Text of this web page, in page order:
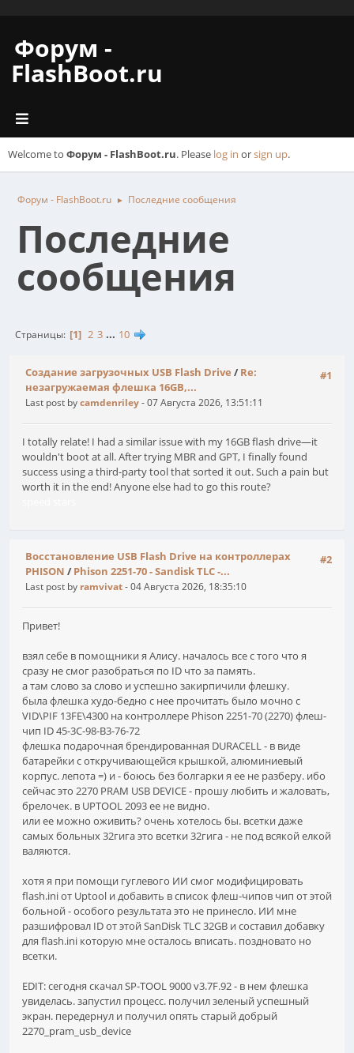
Форум -
FlashBoot.ru
Welcome to Форум - FlashBoot.ru. Please log in orsign up.
Форум - FlashBoot.ru ► Последние сообщения
Последние
сообщения
Страницы 1 2 3 ... 10
#1
Создание загрузочных USB Flash Drive / Re:
незагружаемая флешка 16GB,...
Last post bycamdenriley- 07 Августа 2026, 13:51:11
I totally relate! I had a similar issue with my 16GB flash drive—it
wouldn't boot at all. After trying MBR and GPT, I finally found
success using a third-party tool that sorted it out. Such a pain but
worth it in the end! Anyone else had to go this route?
#2
Восстановление USB Flash Drive на контроллерах
PHISON / Phison 2251-70 - Sandisk TLC -...
Last post by ramvivat- 04 Августа 2026, 18:35:10
Привет!
взял себе в помощники я Алису. началось все с того что я
сразу не смог разобраться по ID что за память.
а там слово за слово и успешно закирпичили флешку.
была флешка худо-бедно с нее прочитать было мочно с
VID\PIF 13FE\4300 на контроллере Phison 2251-70 (2270) флеш-
чип ID 45-3C-98-B3-76-72
флешка подарочная брендированная DURACELL - в виде
батарейки с откручивающейся крышкой, алюминиевый
корпус. лепота =) и - боюсь без болгарки я ее не разберу. ибо
сейчас это 2270 PRAM USB DEVICE - прошу любить и жаловать,
брелочек. в UPTOOL 2093 ее не видно.
или ее можно оживить? очень хотелось бы. всетки даже
самых больных 32гига это всетки 32гига - не под всякой елкой
валяются.
хотя я при помощи гуглевого ИИ смог модифицировать
flash.ini от Uptool и добавить в список флеш-чипов чип от этой
больной - особого результата это не принесло. ИИ мне
разшифровал ID от этой SanDisk TLC 32GB и составил добавку
для flash.ini которую мне осталось вписать. поздновато но
всетки.
EDIT: сегодня скачал SP-TOOL 9000 v3.7F.92 - в нем флешка
увиделась. запустил процесс. получил зеленый успешный
экран. передернул и получил опять старый добрый
2270_pram_usb_device